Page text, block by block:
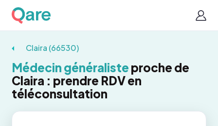
Claira (66530)
Médecin généraliste proche de
Claira : prendre RDV en
téléconsultation